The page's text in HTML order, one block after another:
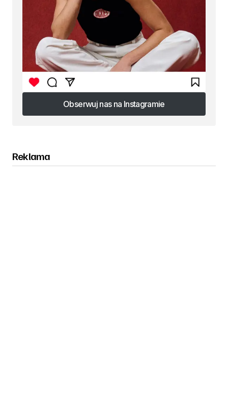
Obserwuj nas na Instagramie
Obserwuj nas na Instagramie
Reklama